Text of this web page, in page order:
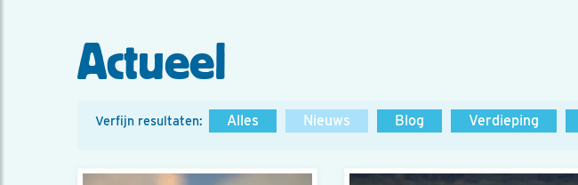
Actueel
Verfijn resultaten: Alles Nieuws Blog Verdieping